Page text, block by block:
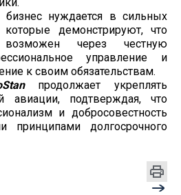
бизнес нуждается в сильных
демонстрируют, что
через честную
управление и
к своим обязательствам.
продолжает укреплять
авиации, подтверждая, что
и добросовестность
принципами долгосрочного